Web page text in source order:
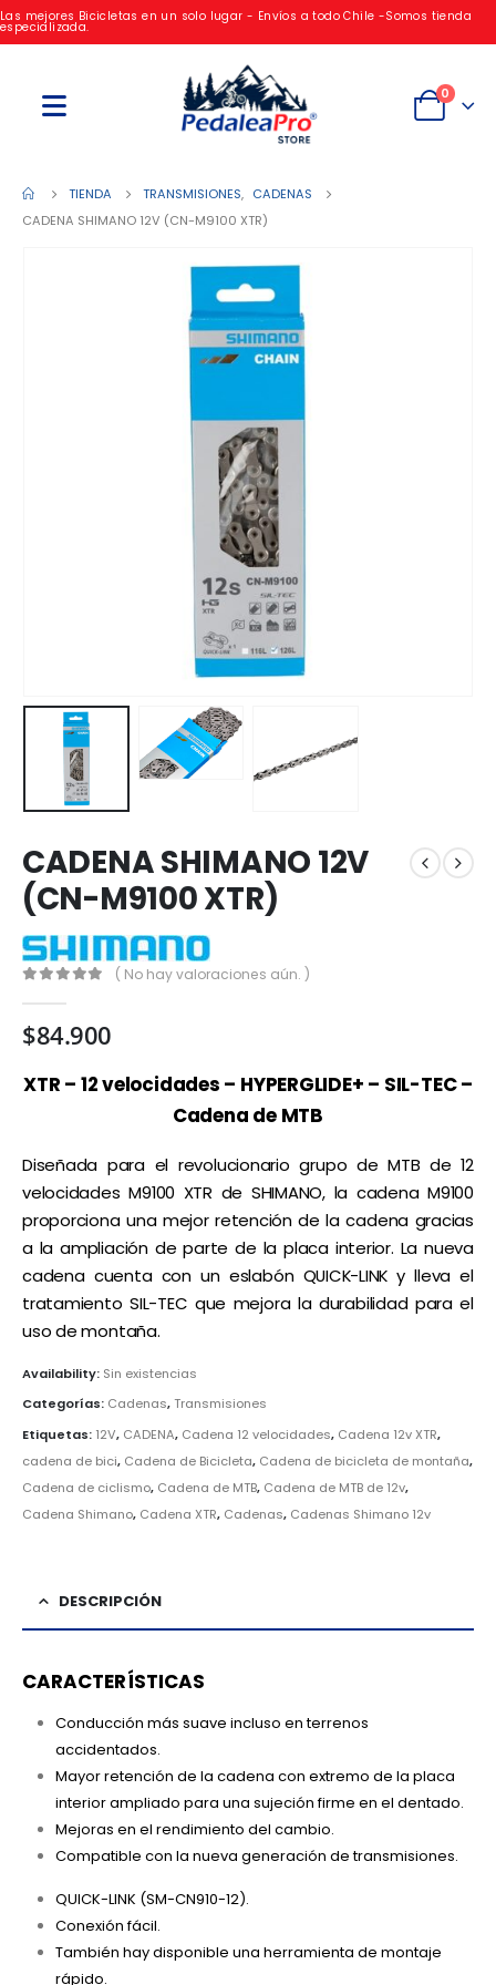
Las mejores Bicicletas en un solo lugar - Envíos a todo Chile -Somos tienda
especializada.
0
TIENDA TRANSMISIONES, CADENAS
CADENA SHIMANO 12V (CN-M9100 XTR)
CADENA SHIMANO 12V
(CN-M9100 XTR)
( No hay valoraciones aún. )
$84.900
XTR – 12 velocidades – HYPERGLIDE+ – SIL-TEC –
Cadena de MTB
Diseñada para el revolucionario grupo de MTB de 12
velocidades M9100 XTR de SHIMANO, la cadena M9100
proporciona una mejor retención de la cadena gracias
a la ampliación de parte de la placa interior. La nueva
cadena cuenta con un eslabón QUICK-LINK y lleva el
tratamiento SIL-TEC que mejora la durabilidad para el
uso de montaña.
Availability: Sin existencias
Categorías: Cadenas,Transmisiones
Etiquetas: 12V, CADENA, Cadena 12 velocidades, Cadena 12v XTR,
cadena de bici, Cadena de Bicicleta, Cadena de bicicleta de montaña,
Cadena de ciclismo, Cadena de MTB, Cadena de MTB de 12v,
Cadena Shimano, Cadena XTR, Cadenas, Cadenas Shimano 12v
DESCRIPCIÓN
CARACTERÍSTICAS
Conducción más suave incluso en terrenos
accidentados.
Mayor retención de la cadena con extremo de la placa
interior ampliado para una sujeción firme en el dentado.
Mejoras en el rendimiento del cambio.
Compatible con la nueva generación de transmisiones.
QUICK-LINK (SM-CN910-12).
Conexión fácil.
También hay disponible una herramienta de montaje
rápido.